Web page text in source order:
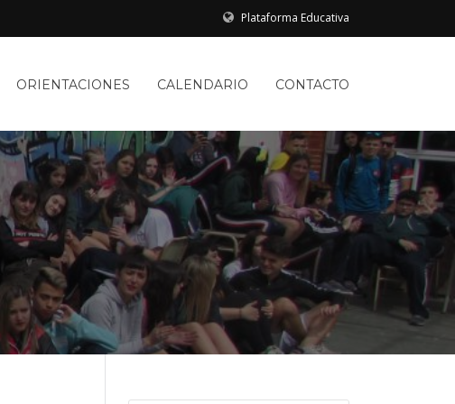
Plataforma Educativa
ORIENTACIONES CALENDARIO CONTACTO